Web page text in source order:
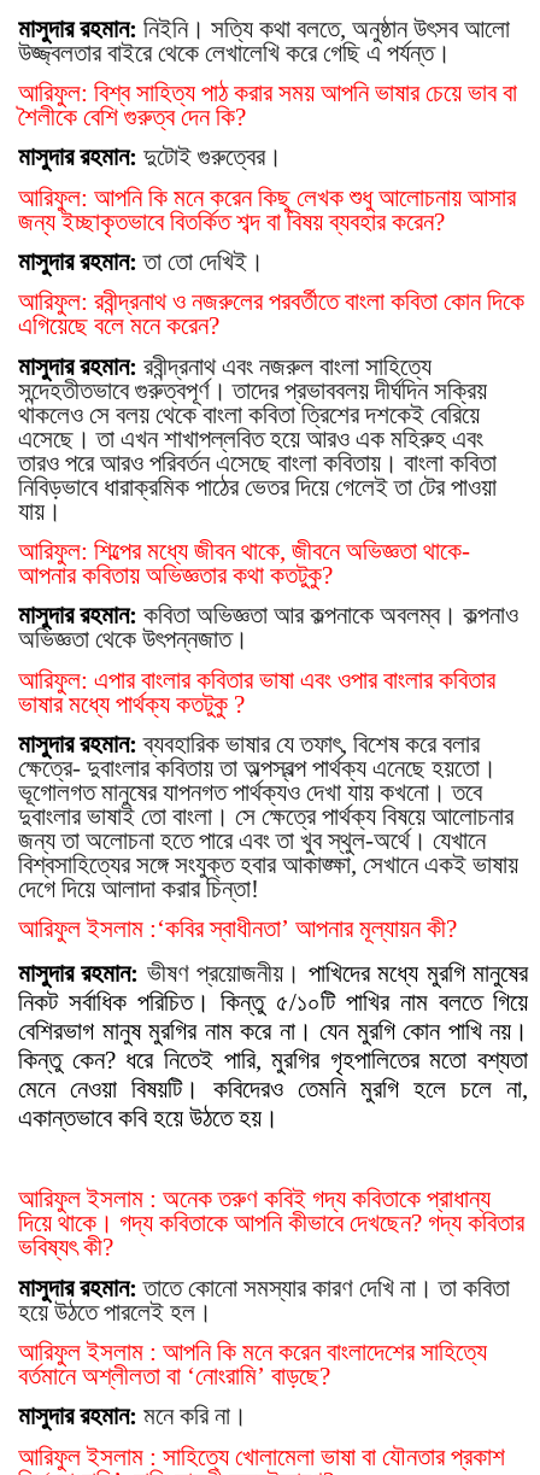
মাসুদার রহমান: নিইনি। সত্যি কথা বলতে, অনুষ্ঠান উৎসব আলো
উজ্জ্বলতার বাইরে থেকে লেখালেখি করে গেছি এ পর্যন্ত।
আরিফুল: বিশ্ব সাহিত্য পাঠ করার সময় আপনি ভাষার চেয়ে ভাব বা
শৈলীকে বেশি গুরুত্ব দেন কি?
মাসুদার রহমান: দুটোই গুরুত্বের।
আরিফুল: আপনি কি মনে করেন কিছু লেখক শুধু আলোচনায় আসার
জন্য ইচ্ছাকৃতভাবে বিতর্কিত শব্দ বা বিষয় ব্যবহার করেন?
মাসুদার রহমান: তা তো দেখিই।
আরিফুল: রবীন্দ্রনাথ ও নজরুলের পরবর্তীতে বাংলা কবিতা কোন দিকে
এগিয়েছে বলে মনে করেন?
মাসুদার রহমান: রবীন্দ্রনাথ এবং নজরুল বাংলা সাহিত্যে
সন্দেহতীতভাবে গুরুত্বপূর্ণ। তাদের প্রভাববলয় দীর্ঘদিন সক্রিয়
থাকলেও সে বলয় থেকে বাংলা কবিতা ত্রিশের দশকেই বেরিয়ে
এসেছে। তা এখন শাখাপল্লবিত হয়ে আরও এক মহিরুহ এবং
তারও পরে আরও পরিবর্তন এসেছে বাংলা কবিতায়। বাংলা কবিতা
নিবিড়ভাবে ধারাক্রমিক পাঠের ভেতর দিয়ে গেলেই তা টের পাওয়া
যায়।
আরিফুল: শিল্পের মধ্যে জীবন থাকে, জীবনে অভিজ্ঞতা থাকে-
আপনার কবিতায় অভিজ্ঞতার কথা কতটুকু?
মাসুদার রহমান: কবিতা অভিজ্ঞতা আর কল্পনাকে অবলম্ব। কল্পনাও
অভিজ্ঞতা থেকে উৎপন্নজাত।
আরিফুল: এপার বাংলার কবিতার ভাষা এবং ওপার বাংলার কবিতার
ভাষার মধ্যে পার্থক্য কতটুকু ?
মাসুদার রহমান: ব্যবহারিক ভাষার যে তফাৎ, বিশেষ করে বলার
ক্ষেত্রে- দুবাংলার কবিতায় তা অল্পস্বল্প পার্থক্য এনেছে হয়তো।
ভূগোলগত মানুষের যাপনগত পার্থক্যও দেখা যায় কখনো। তবে
দুবাংলার ভাষাই তো বাংলা। সে ক্ষেত্রে পার্থক্য বিষয়ে আলোচনার
জন্য তা অলোচনা হতে পারে এবং তা খুব স্থুল-অর্থে। যেখানে
বিশ্বসাহিত্যের সঙ্গে সংযুক্ত হবার আকাঙ্ক্ষা, সেখানে একই ভাষায়
দেগে দিয়ে আলাদা করার চিন্তা!
আরিফুল ইসলাম :‘কবির স্বাধীনতা’ আপনার মূল্যায়ন কী?
মাসুদার রহমান: ভীষণ প্রয়োজনীয়। পাখিদের মধ্যে মুরগি মানুষের
নিকট সর্বাধিক পরিচিত। কিন্তু ৫/১০টি পাখির নাম বলতে গিয়ে
বেশিরভাগ মানুষ মুরগির নাম করে না। যেন মুরগি কোন পাখি নয়।
কিন্তু কেন? ধরে নিতেই পারি, মুরগির গৃহপালিতের মতো বশ্যতা
মেনে নেওয়া বিষয়টি। কবিদেরও তেমনি মুরগি হলে চলে না,
একান্তভাবে কবি হয়ে উঠতে হয়।
আরিফুল ইসলাম : অনেক তরুণ কবিই গদ্য কবিতাকে প্রাধান্য
দিয়ে থাকে। গদ্য কবিতাকে আপনি কীভাবে দেখছেন? গদ্য কবিতার
ভবিষ্যৎকী?
মাসুদার রহমান: তাতে কোনো সমস্যার কারণ দেখি না। তা কবিতা
হয়ে উঠতে পারলেই হল।
আরিফুল ইসলাম : আপনি কি মনে করেন বাংলাদেশের সাহিত্যে
বর্তমানে অশ্লীলতা বা ‘নোংরামি’ বাড়ছে?
মাসুদার রহমান: মনে করি না।
আরিফুল ইসলাম : সাহিত্যে খোলামেলা ভাষা বা যৌনতার প্রকাশ